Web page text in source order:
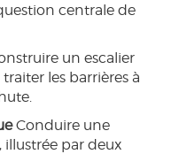
centrale de
un escalier
les barrières à
Conduire une
illustrée par deux